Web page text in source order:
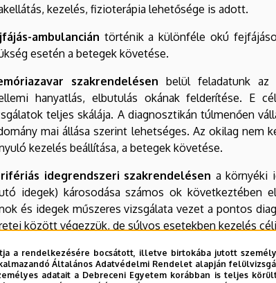
a rendelkezésére bocsátott, illetve birtokába jutott
Általános Adatvédelmi Rendelet alapján
adatait a Debreceni Egyetem korábban is teljes
kezelés, fizioterápia lehetősége is adott.
ambulancián történik a különféle okú
esetén a betegek követése.
szakrendelésen belül feladatunk az
hanyatlás, elbutulás okának felderítése. E
teljes skálája. A diagnosztikán túlmenően
mai állása szerint lehetséges. Az okilag nem
kezelés beállítása, a betegek követése.
idegrendszeri szakrendelésen a környéki
idegek) károsodása számos ok következtében
és idegek műszeres vizsgálata vezet a pontos
között végezzük, de súlyos esetekben kezelés
apnoe szakrendelésenaz alvás zavarai
igényelnek, amelynek alapján tervet